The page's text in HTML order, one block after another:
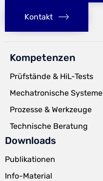
Kontakt
Kompetenzen
Prüfstände & HiL-Tests
Mechatronische Systeme
Prozesse & Werkzeuge
Technische Beratung
Downloads
Publikationen
Info-Material